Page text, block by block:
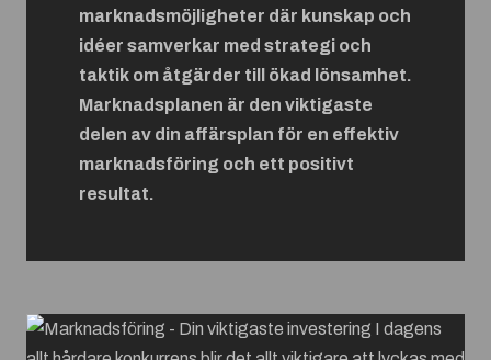
marknadsmöjligheter där kunskap och
idéer samverkar med strategi och
taktik om åtgärder till ökad lönsamhet.
Marknadsplanen är den viktigaste
delen av din affärsplan för en effektiv
marknadsföring och ett positivt
resultat.